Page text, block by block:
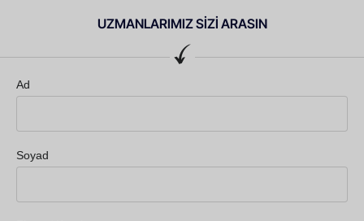
UZMANLARIMIZ SİZİ ARASIN
Ad
Soyad